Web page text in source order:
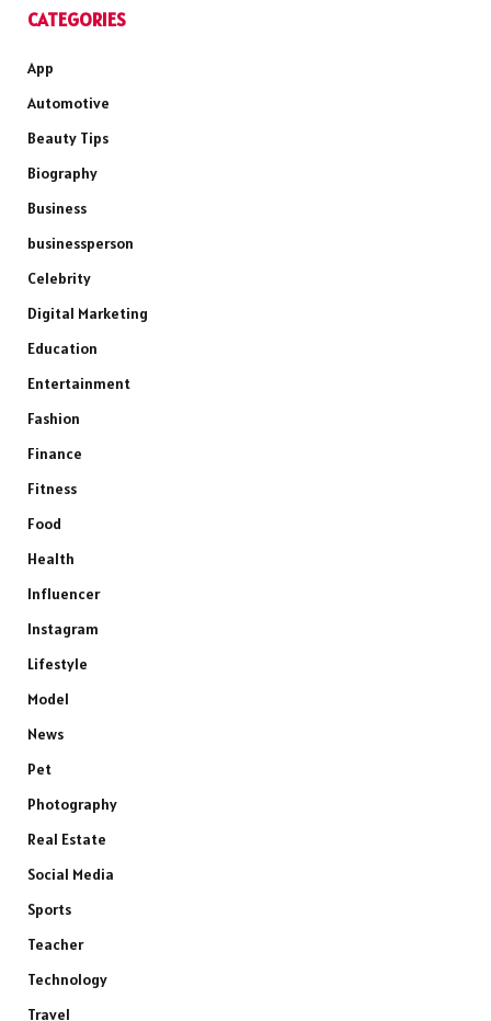
CATEGORIES
App
Automotive
Beauty Tips
Biography
Business
businessperson
Celebrity
Digital Marketing
Education
Entertainment
Fashion
Finance
Fitness
Food
Health
Influencer
Instagram
Lifestyle
Model
News
Pet
Photography
Real Estate
Social Media
Sports
Teacher
Technology
Travel